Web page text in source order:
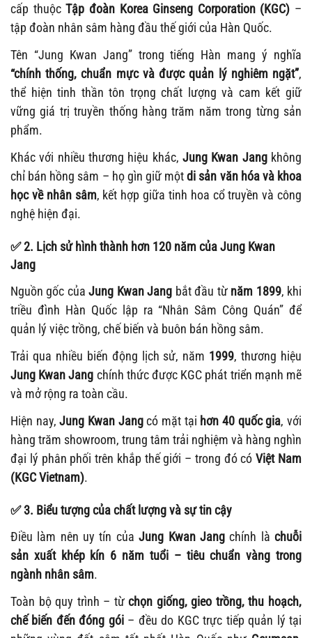
cấp thuộcTập đoàn Korea Ginseng Corporation (KGC) –
tập đoàn nhân sâm hàng đầu thế giới của Hàn Quốc.
Tên “Jung Kwan Jang” trong tiếng Hàn mang ý nghĩa
“chính thống, chuẩn mực và được quản lý nghiêm ngặt”,
thể hiện tinh thần tôn trọng chất lượng và cam kết giữ
vững giá trị truyền thống hàng trăm năm trong từng sản
phẩm.
Khác với nhiều thương hiệu khác, Jung Kwan Jangkhông
chỉ bán hồng sâm – họ gìn giữ mộtdi sản văn hóa và khoa
học về nhân sâm, kết hợp giữa tinh hoa cổ truyền và công
nghệ hiện đại.
✅2. Lịch sử hình thành hơn 120 năm của Jung Kwan
Jang
Nguồn gốc củaJung Kwan Jang bắt đầu từ năm 1899, khi
triều đình Hàn Quốc lập ra “Nhân Sâm Công Quán” để
quản lý việc trồng, chế biến và buôn bán hồng sâm.
Trải qua nhiều biến động lịch sử, năm 1999, thương hiệu
Jung Kwan Jang chính thức được KGC phát triển mạnh mẽ
và mở rộng ra toàn cầu.
Hiện nay,Jung Kwan Jangcó mặt tại hơn 40 quốc gia, với
hàng trăm showroom, trung tâm trải nghiệm và hàng nghìn
đại lý phân phối trên khắp thế giới – trong đó cóViệt Nam
(KGC Vietnam).
✅ 3. Biểu tượng của chất lượng và sự tin cậy
Điều làm nên uy tín củaJung Kwan Jangchính làchuỗi
sản xuất khép kín 6 năm tuổi – tiêu chuẩn vàng trong
ngành nhân sâm.
Toàn bộ quy trình – từchọn giống, gieo trồng, thu hoạch,
chế biến đến đóng gói– đều do KGC trực tiếp quản lý tại